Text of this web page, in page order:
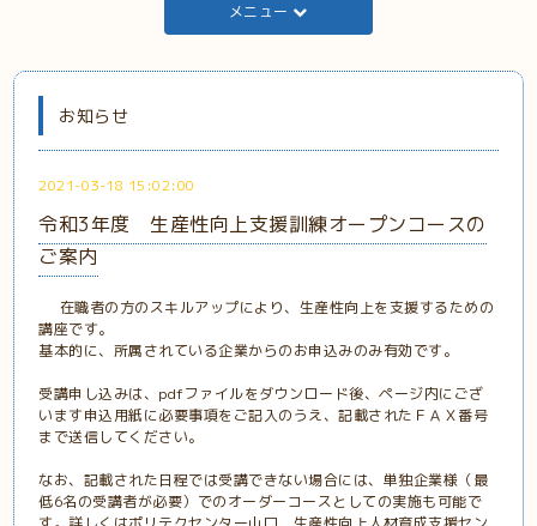
メニュー
お知らせ
2021-03-18 15:02:00
令和3年度 生産性向上支援訓練オープンコースの
ご案内
在職者の方のスキルアップにより、生産性向上を支援するための
講座です。
基本的に、所属されている企業からのお申込みのみ有効です。
受講申し込みは、pdfファイルをダウンロード後、ページ内にござ
います申込用紙に必要事項をご記入のうえ、記載されたＦＡＸ番号
まで送信してください。
なお、記載された日程では受講できない場合には、単独企業様（最
低6名の受講者が必要）でのオーダーコースとしての実施も可能で